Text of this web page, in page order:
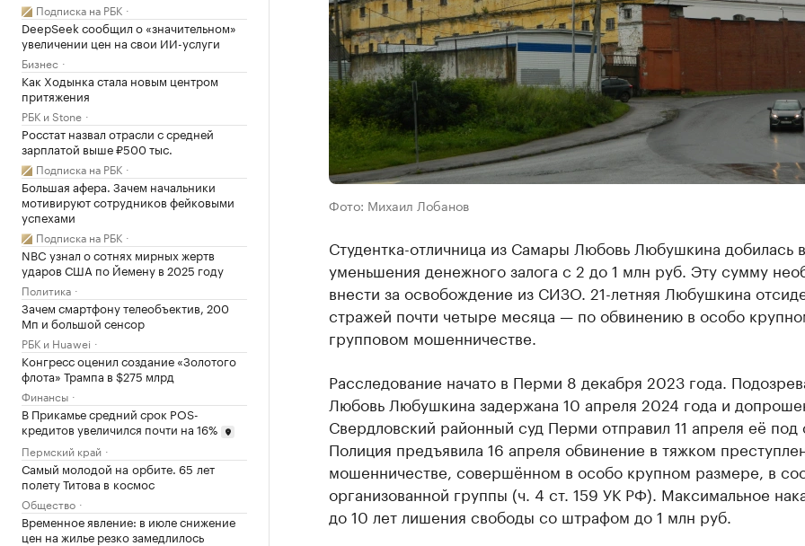
Подписка на РБК
DeepSeek сообщил о «значительном»
увеличении цен на свои ИИ-услуги
Бизнес
Как Ходынка стала новым центром
притяжения
РБК и Stone
Росстат назвал отрасли с средней
зарплатой выше ₽500 тыс.
Подписка на РБК
Большая афера. Зачем начальники
мотивируют сотрудников фейковыми
успехами
Подписка на РБК
NBC узнал о сотнях мирных жертв
ударов США по Йемену в 2025 году
Политика
Зачем смартфону телеобъектив, 200
Мп и большой сенсор
РБК и Huawei
Конгресс оценил создание «Золотого
флота» Трампа в $275 млрд
Финансы
В Прикамье средний срок POS-
кредитов увеличился почти на 16%
Пермский край
Самый молодой на орбите. 65 лет
полету Титова в космос
Общество
Временное явление: в июле снижение
цен на жилье резко замедлилось
Фото: Михаил Лобанов
Студентка-отличница из Самары Любовь Любушкина добилась
уменьшения денежного залога с 2 до 1 млн руб. Эту сумму
внести за освобождение из СИЗО. 21-летняя Любушкина
стражей почти четыре месяца — по обвинению в особо
групповом мошенничестве.
Расследование начато в Перми 8 декабря 2023 года.
Любовь Любушкина задержана 10 апреля 2024 года и
Свердловский районный суд Перми отправил 11 апреля её под
Полиция предъявила 16 апреля обвинение в тяжком
мошенничестве, совершённом в особо крупном размере, в
организованной группы (ч. 4 ст. 159 УК РФ). Максимальное
до 10 лет лишения свободы со штрафом до 1 млн руб.